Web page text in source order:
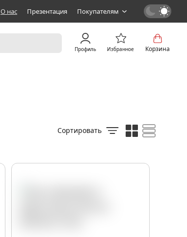
О нас Презентация Покупателям
Профиль Избранное Корзина
Сортировать